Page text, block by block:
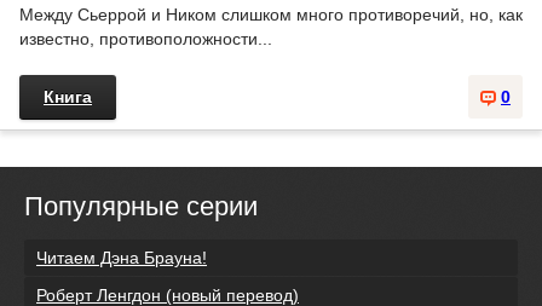
Между Сьеррой и Ником слишком много противоречий, но, как
известно, противоположности...
0
Книга
Популярные серии
Читаем Дэна Брауна!
Роберт Ленгдон (новый перевод)